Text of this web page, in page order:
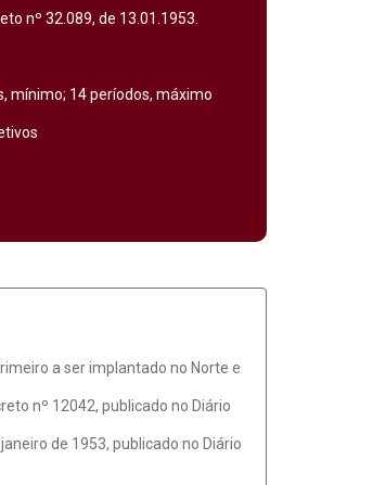
nº 32.089, de 13.01.1953.
mínimo; 14 períodos, máximo
a ser implantado no Norte e
nº 12042, publicado no Diário
de 1953, publicado no Diário